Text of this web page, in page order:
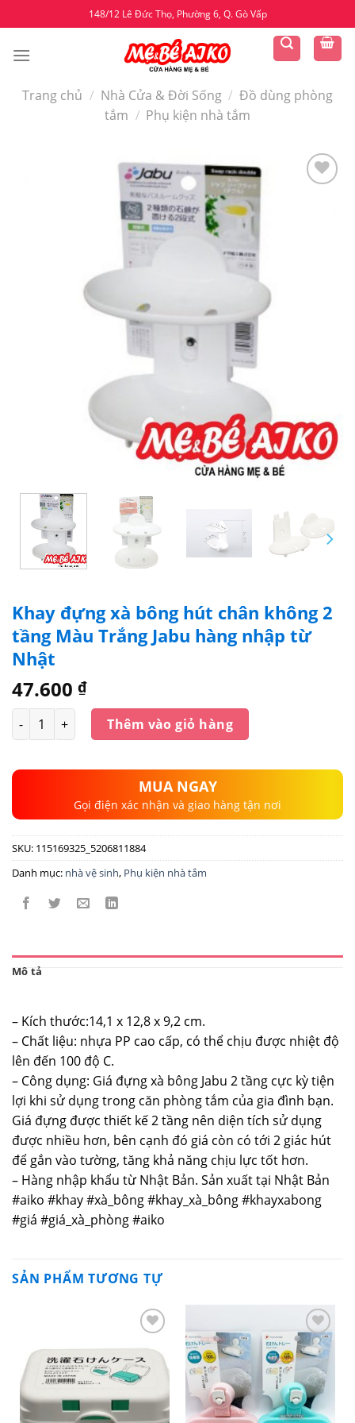
to
content
148/12 Lê Đức Thọ, Phường 6, Q. Gò Vấp
Trang chủ / Nhà Cửa & Đời Sống / Đồ dùng phòng
tắm / Phụ kiện nhà tắm
Khay đựng xà bông hút chân không 2
tầng Màu Trắng Jabu hàng nhập từ
Nhật
47.600 ₫
Số lượng Thêm vào giỏ hàng
MUA NGAY
Gọi điện xác nhận và giao hàng tận nơi
SKU: 115169325_5206811884
Danh mục: nhà vệ sinh, Phụ kiện nhà tắm
Mô tả
– Kích thước:14,1 x 12,8 x 9,2 cm.
– Chất liệu: nhựa PP cao cấp, có thể chịu được nhiệt độ
lên đến 100 độ C.
– Công dụng: Giá đựng xà bông Jabu 2 tầng cực kỳ tiện
lợi khi sử dụng trong căn phòng tắm của gia đình bạn.
Giá đựng được thiết kế 2 tầng nên diện tích sử dụng
được nhiều hơn, bên cạnh đó giá còn có tới 2 giác hút
để gắn vào tường, tăng khả năng chịu lực tốt hơn.
– Hàng nhập khẩu từ Nhật Bản. Sản xuất tại Nhật Bản
#aiko #khay #xà_bông #khay_xà_bông #khayxabong
#giá #giá_xà_phòng #aiko
SẢN PHẨM TƯƠNG TỰ
Yêu
thích
Yêu
thích